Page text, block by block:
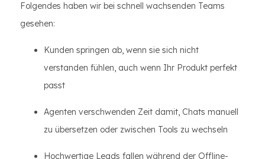
Folgendes haben wir bei schnell wachsenden Teams
gesehen:
Kunden springen ab, wenn sie sich nicht
verstanden fühlen, auch wenn Ihr Produkt perfekt
passt
Agenten verschwenden Zeit damit, Chats manuell
zu übersetzen oder zwischen Tools zu wechseln
Hochwertige Leads fallen während der Offline-